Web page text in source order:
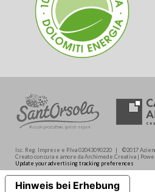
Isc. Reg. Imprese e P.Iva 02043090220 | ©2017
Creato con cura e amore da Archimede.Creativa |
Update your advertising tracking preferences
Hinweis bei Erhebung